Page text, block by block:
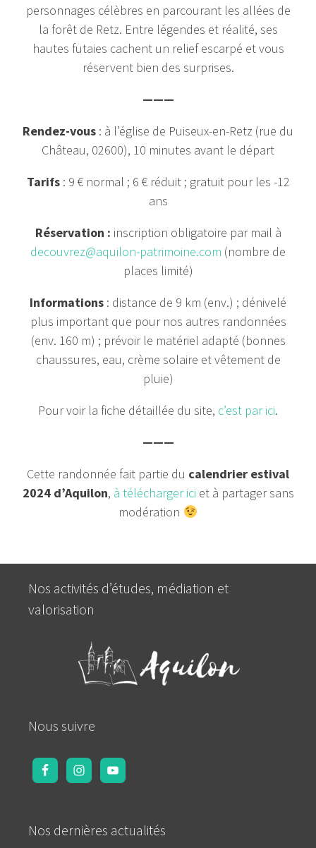
personnages célèbres en parcourant les allées de
la forêt de Retz. Entre légendes et réalité, ses
hautes futaies cachent un relief escarpé et vous
réservent bien des surprises.
———
Rendez-vous : à l’église de Puiseux-en-Retz (rue du
Château, 02600), 10 minutes avant le départ
Tarifs: 9 € normal ; 6 € réduit ; gratuit pour les -12
ans
Réservation : inscription obligatoire par mail à
decouvrez@aquilon-patrimoine.com (nombre de
places limité)
Informations : distance de 9 km (env.) ; dénivelé
plus important que pour nos autres randonnées
(env. 160 m) ; prévoir le matériel adapté (bonnes
chaussures, eau, crème solaire et vêtement de
pluie)
Pour voir la fiche détaillée du site, c’est par ici.
———
Cette randonnée fait partie du calendrier estival
2024 d’Aquilon, à télécharger ici et à partager sans
modération
Nos activités d’études, médiation et
valorisation
Nous suivre
Nos dernières actualités